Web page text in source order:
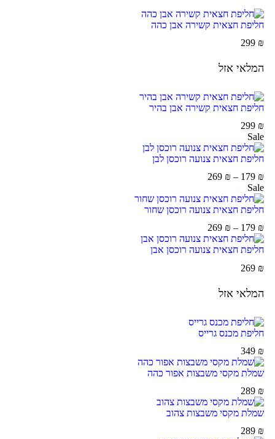
חליפת חצאית קשירה אבן כהה
299 ₪
המלאי אזל
חליפת חצאית קשירה אבן בהיר
299 ₪
Sale
חליפת חצאית צנועה רוכסן לבן
179 ₪
–
269 ₪
Sale
חליפת חצאית צנועה רוכסן שחור
179 ₪
–
269 ₪
חליפת חצאית צנועה רוכסן אבן
269 ₪
המלאי אזל
חליפת מכנס גרייס
349 ₪
שמלת מקסי משבצות אפור כהה
289 ₪
שמלת מקסי משבצות צהוב
289 ₪